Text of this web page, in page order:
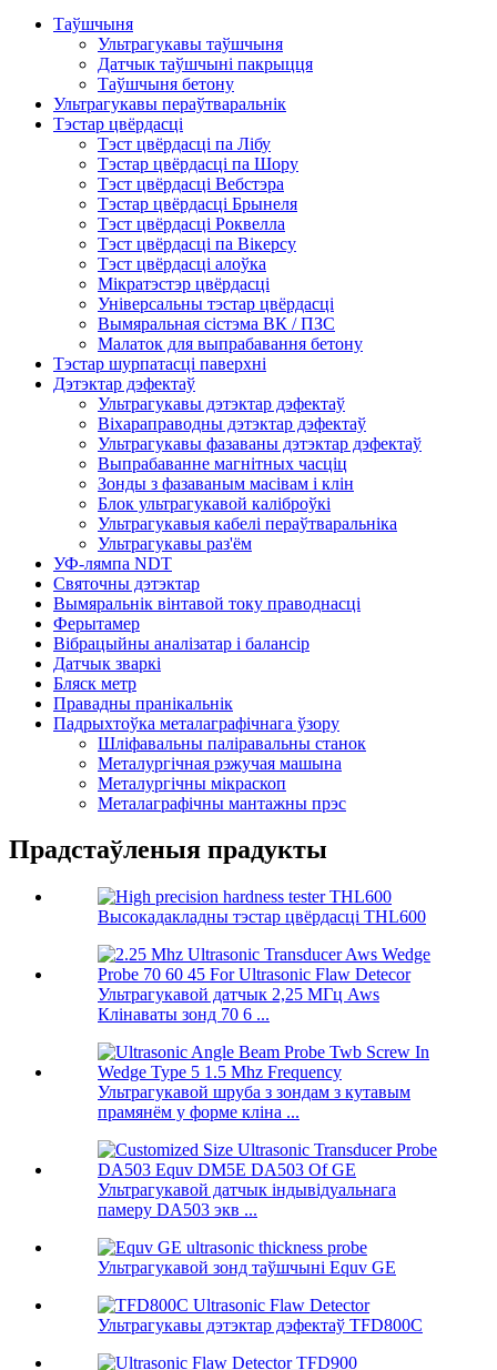
Таўшчыня
Ультрагукавы таўшчыня
Датчык таўшчыні пакрыцця
Таўшчыня бетону
Ультрагукавы пераўтваральнік
Тэстар цвёрдасці
Тэст цвёрдасці па Лібу
Тэстар цвёрдасці па Шору
Тэст цвёрдасці Вебстэра
Тэстар цвёрдасці Брынеля
Тэст цвёрдасці Роквелла
Тэст цвёрдасці па Вікерсу
Тэст цвёрдасці алоўка
Мікратэстэр цвёрдасці
Універсальны тэстар цвёрдасці
Вымяральная сістэма ВК / ПЗС
Малаток для выпрабавання бетону
Тэстар шурпатасці паверхні
Дэтэктар дэфектаў
Ультрагукавы дэтэктар дэфектаў
Віхараправодны дэтэктар дэфектаў
Ультрагукавы фазаваны дэтэктар дэфектаў
Выпрабаванне магнітных часціц
Зонды з фазаваным масівам і клін
Блок ультрагукавой каліброўкі
Ультрагукавыя кабелі пераўтваральніка
Ультрагукавы раз'ём
УФ-лямпа NDT
Святочны дэтэктар
Вымяральнік вінтавой току праводнасці
Ферытамер
Вібрацыйны аналізатар і балансір
Датчык зваркі
Бляск метр
Правадны пранікальнік
Падрыхтоўка металаграфічнага ўзору
Шліфавальны паліравальны станок
Металургічная рэжучая машына
Металургічны мікраскоп
Металаграфічны мантажны прэс
Прадстаўленыя прадукты
Высокадакладны тэстар цвёрдасці THL600
Ультрагукавой датчык 2,25 МГц Aws
Клінаваты зонд 70 6 ...
Ультрагукавой шруба з зондам з кутавым
прамянём у форме кліна ...
Ультрагукавой датчык індывідуальнага
памеру DA503 экв ...
Ультрагукавой зонд таўшчыні Equv GE
Ультрагукавы дэтэктар дэфектаў TFD800C